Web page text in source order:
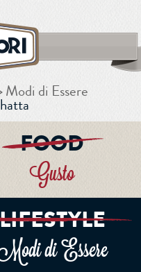
Modi di Essere
FOOD
Gusto
di Essere